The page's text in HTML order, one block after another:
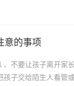
意的事项
不要让孩子离开家长
子交给陌生人看管